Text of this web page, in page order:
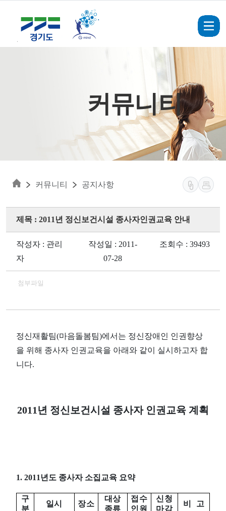
커뮤니티
커뮤니티 공지사항
제목 : 2011년 정신보건시설 종사자인권교육 안내
작성자 : 관리
자
작성일 : 2011-
07-28
조회수 : 39493
첨부파일
정신재활팀(마음돌봄팀)에서는 정신장애인 인권향상
을 위해 종사자 인권교육을 아래와 같이 실시하고자 합
니다.
2011년 정신보건시설 종사자 인권교육 계획
1. 2011년도 종사자 소집교육 요약
구
분
일시 장소
대상
종류
접수
인원
신청
마감
비 고